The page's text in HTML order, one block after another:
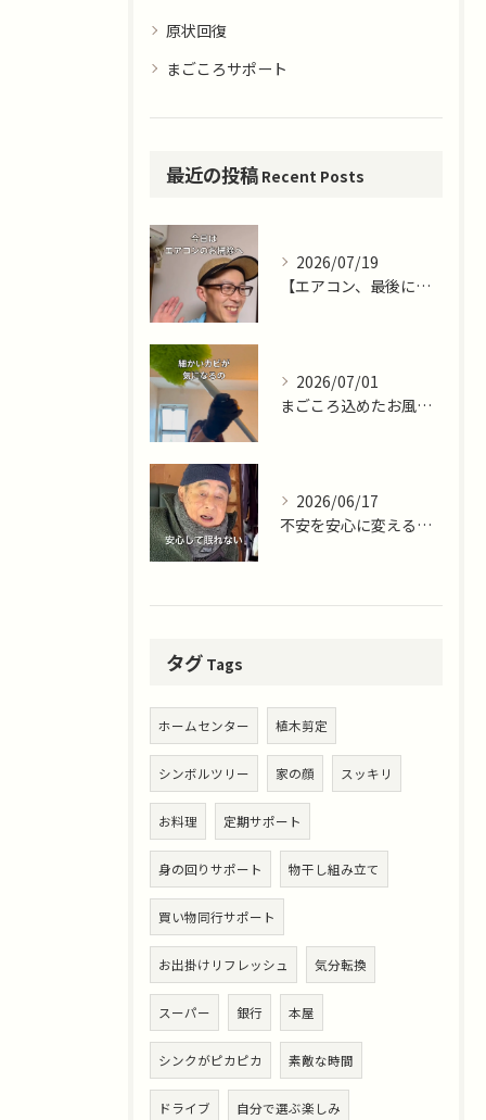
原状回復
まごころサポート
最近の投稿 Recent Posts
2026/07/19
【エアコン、最後に掃除したのはいつですか？🌿】
2026/07/01
まごころ込めたお風呂掃除ならまごころサポート藤沢十色店
2026/06/17
不安を安心に変える仕事。
タグ Tags
ホームセンター 植木剪定
シンボルツリー 家の顔 スッキリ
お料理 定期サポート
身の回りサポート 物干し組み立て
買い物同行サポート
お出掛けリフレッシュ 気分転換
スーパー 銀行 本屋
シンクがピカピカ 素敵な時間
ドライブ 自分で選ぶ楽しみ